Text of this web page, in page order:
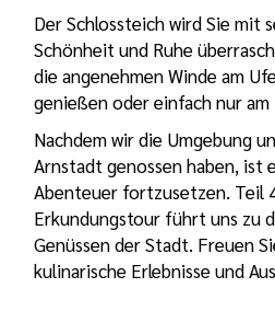
Der Schlossteich wird Sie mit
Schönheit und Ruhe
die angenehmen Winde am
genießen oder einfach nur
Nachdem wir die Umgebung
Arnstadt genossen haben, ist
Abenteuer fortzusetzen. Teil
Erkundungstour führt uns zu
Genüssen der Stadt. Freuen
kulinarische Erlebnisse und